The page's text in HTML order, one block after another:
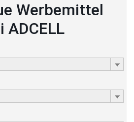
Werbemittel
ADCELL